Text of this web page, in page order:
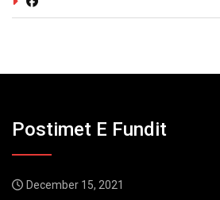
Postimet E Fundit
December 15, 2021